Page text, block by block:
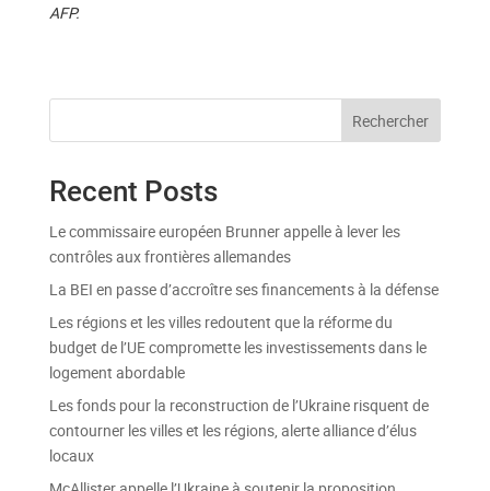
AFP.
Rechercher
Recent Posts
Le commissaire européen Brunner appelle à lever les
contrôles aux frontières allemandes
La BEI en passe d’accroître ses financements à la défense
Les régions et les villes redoutent que la réforme du
budget de l’UE compromette les investissements dans le
logement abordable
Les fonds pour la reconstruction de l’Ukraine risquent de
contourner les villes et les régions, alerte alliance d’élus
locaux